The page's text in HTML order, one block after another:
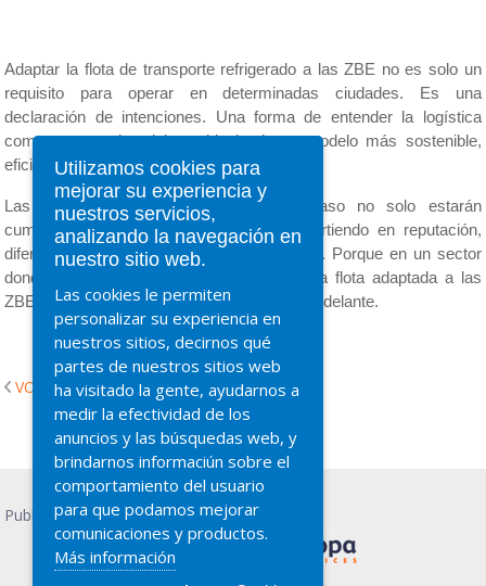
Adaptar la flota de transporte refrigerado a las ZBE no es solo un
requisito para operar en determinadas ciudades. Es una
declaración de intenciones. Una forma de entender la logística
como parte activa del cambio hacia un modelo más sostenible,
eficiente y responsable.
Las empresas que decidan dar este paso no solo estarán
cumpliendo con la normativa. Estarán invirtiendo en reputación,
diferenciación, estabilidad operativa y futuro. Porque en un sector
donde cada detalle cuenta, apostar por una flota adaptada a las
ZBE es apostar por mantenerse un paso por delante.
VOLVER
Publicidad PRESCO
Utilizamos cookies para
mejorar su experiencia y
nuestros servicios,
analizando la navegación en
nuestro sitio web.
Las cookies le permiten
personalizar su experiencia en
nuestros sitios, decirnos qué
partes de nuestros sitios web
ha visitado la gente, ayudarnos a
medir la efectividad de los
anuncios y las búsquedas web, y
brindarnos informaciún sobre el
comportamiento del usuario
para que podamos mejorar
comunicaciones y productos.
Más información